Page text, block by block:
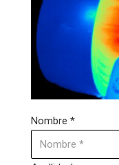
Nombre *